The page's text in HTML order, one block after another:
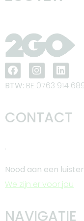
BTW: BE 0763 914
CONTACT
.
Nood aan een
We zijn er voor jou
NAVIGATIE